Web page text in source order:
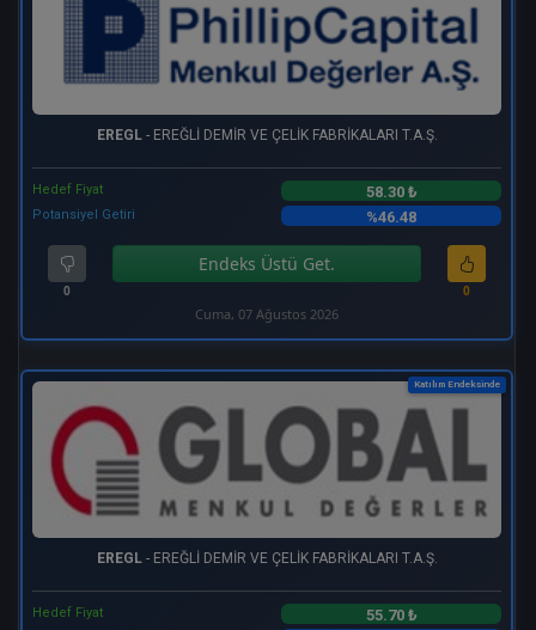
EREGL- EREĞLİ DEMİR VE ÇELİK FABRİKALARI T.A.Ş.
Hedef Fiyat 58.30 ₺
Potansiyel Getiri %46.48
0
Endeks Üstü Get.
0
Cuma, 07 Ağustos 2026
Katılım Endeksinde
EREGL- EREĞLİ DEMİR VE ÇELİK FABRİKALARI T.A.Ş.
Hedef Fiyat 55.70 ₺